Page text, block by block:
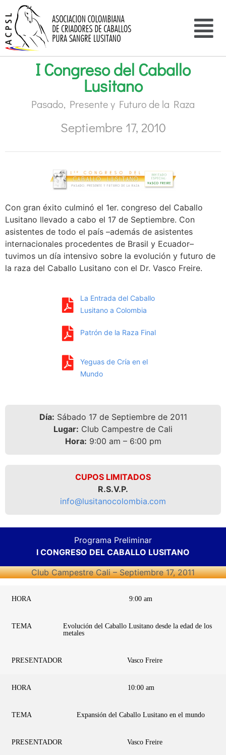
I Congreso del Caballo
Lusitano
Pasado, Presente y Futuro de la Raza
Septiembre 17, 2010
Con gran éxito culminó el 1er. congreso del Caballo
Lusitano llevado a cabo el 17 de Septiembre. Con
asistentes de todo el país –además de asistentes
internacionales procedentes de Brasil y Ecuador–
tuvimos un día intensivo sobre la evolución y futuro de
la raza del Caballo Lusitano con el Dr. Vasco Freire.
La Entrada del Caballo
Lusitano a Colombia
Patrón de la Raza Final
Yeguas de Cría en el
Mundo
Día: Sábado 17 de Septiembre de 2011
Lugar: Club Campestre de Cali
Hora: 9:00 am – 6:00 pm
CUPOS LIMITADOS
R.S.V.P.
info@lusitanocolombia.com
Programa Preliminar
I CONGRESO DEL CABALLO LUSITANO
Club Campestre Cali – Septiembre 17, 2011
HORA 9:00 am
TEMA
Evolución del Caballo Lusitano desde la edad de los
metales
PRESENTADOR Vasco Freire
HORA 10:00 am
TEMA Expansión del Caballo Lusitano en el mundo
PRESENTADOR Vasco Freire